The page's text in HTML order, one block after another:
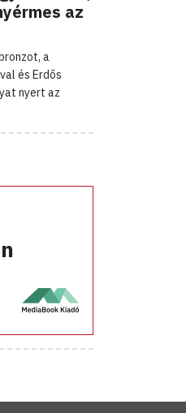
az
a
és Erdős
nyert az